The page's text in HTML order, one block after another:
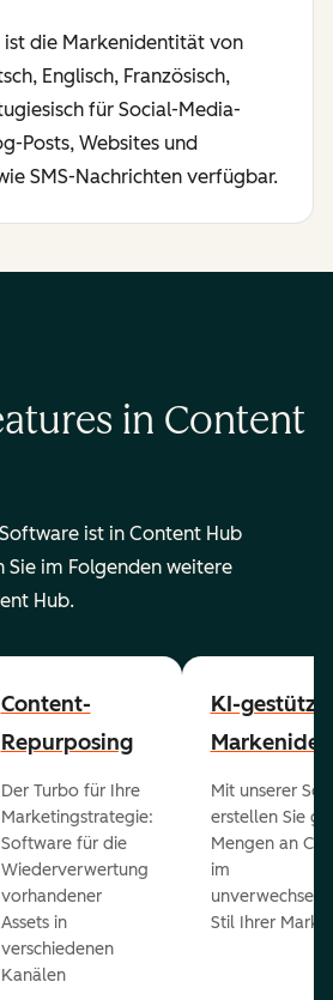
ist die Markenidentität von
Englisch, Französisch,
für Social-Media-
Posts, Websites und
SMS-Nachrichten verfügbar.
in Content
ist in Content Hub
Sie im Folgenden weitere
Hub.
Content-
Repurposing
Der Turbo für Ihre
Marketingstrategie:
Software für die
Wiederverwertung
vorhandener
Assets in
verschiedenen
Kanälen
KI-
Mit unserer
erstellen Sie
Mengen an
im
Stil Ihrer Marke.